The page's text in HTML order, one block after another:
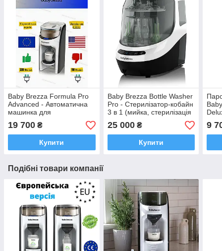
Baby Brezza Formula Pro
Advanced - Автоматична
машинка для
приготування дитячої
суміші
19 700 ₴
Купити
Baby Brezza Bottle Washer
Pro - Стерилізатор-кобайн
3 в 1 (мийка, стерилізація
та сушка) Нова!
(BRZ0103)
25 000₴
Купити
9
Подібні товари компанії